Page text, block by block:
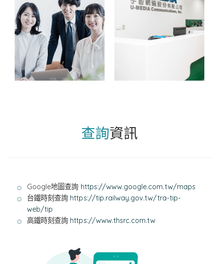
查詢資訊
Google地圖查詢 https://www.google.com.tw/maps
台鐵時刻查詢 https://tip.railway.gov.tw/tra-tip-
web/tip
高鐵時刻查詢 https://www.thsrc.com.tw